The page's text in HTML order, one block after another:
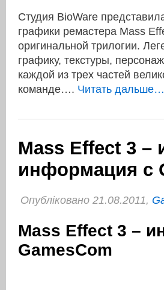
Студия BioWare
графики ремастера Mass
оригинальной трилогии.
графику, текстуры,
каждой из трех частей
команде…. Читать
Mass Effect 3 –
информация с
Опубліковано 21.08.2011,
Mass Effect 3 –
GamesCom